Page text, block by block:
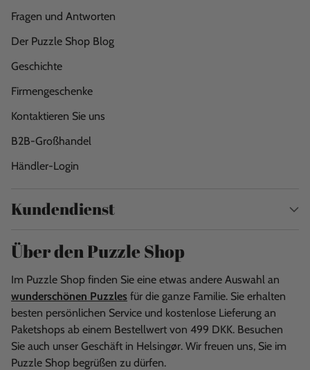
Fragen und Antworten
Der Puzzle Shop Blog
Geschichte
Firmengeschenke
Kontaktieren Sie uns
B2B-Großhandel
Händler-Login
Kundendienst
Über den Puzzle Shop
Im Puzzle Shop finden Sie eine etwas andere Auswahl an
wunderschönen Puzzles für die ganze Familie. Sie erhalten
besten persönlichen Service und kostenlose Lieferung an
Paketshops ab einem Bestellwert von 499 DKK. Besuchen
Sie auch unser Geschäft in Helsingør. Wir freuen uns, Sie im
Puzzle Shop begrüßen zu dürfen.